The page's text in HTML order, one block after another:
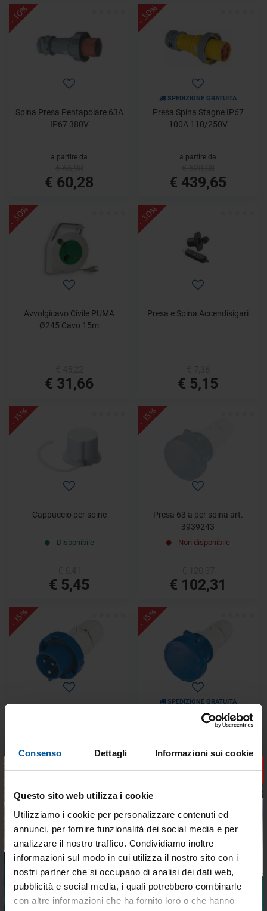
Tieniti aggiornato sulle
×
Consenso Dettagli Informazioni sui cookie
Questo sito web utilizza i cookie
Utilizziamo i cookie per personalizzare contenuti ed
annunci, per fornire funzionalità dei social media e per
analizzare il nostro traffico. Condividiamo inoltre
informazioni sul modo in cui utilizza il nostro sito con i
nostri partner che si occupano di analisi dei dati web,
pubblicità e social media, i quali potrebbero combinarle
con altre informazioni che ha fornito loro o che hanno
- 10%
Spina Presa Pentapolare 63A
IP67 380V
a partire da
€ 60,28
- 30%
SPEDIZIONE GRATUITA
Presa Spina Stagne IP67
100A 110/250V
a partire da
€ 439,65
- 30%
Avvolgicavo Civile PUMA
Ø245 Cavo 15m
€ 31,66
- 30%
Presa e Spina Accendisigari
€ 5,15
- 15%
Cappuccio per spine
Disponibile
€ 5,45
- 15%
Presa 63 a per spina art.
3939243
Non disponibile
€ 102,31
- 15%
€ 104,90
- 15%
SPEDIZIONE GRATUITA
Presa 125 a per spina art.
3939244
€ 288,59
- 15%
SPEDIZIONE GRATUITA
- 15%